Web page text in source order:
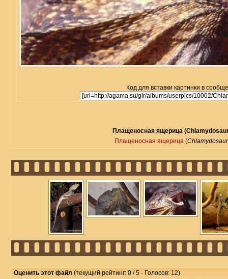
Код для вставки картинки в
Плащеносная ящерица
Плащеносная ящерица (
Оценить этот файл (текущий рейтинг: 0 / 5 - Голосов: 12)